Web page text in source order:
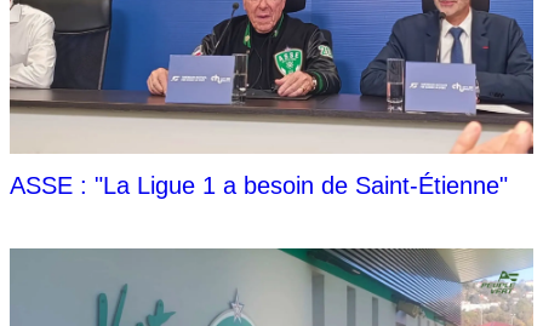
ASSE : "La Ligue 1 a besoin de Saint-Étienne"